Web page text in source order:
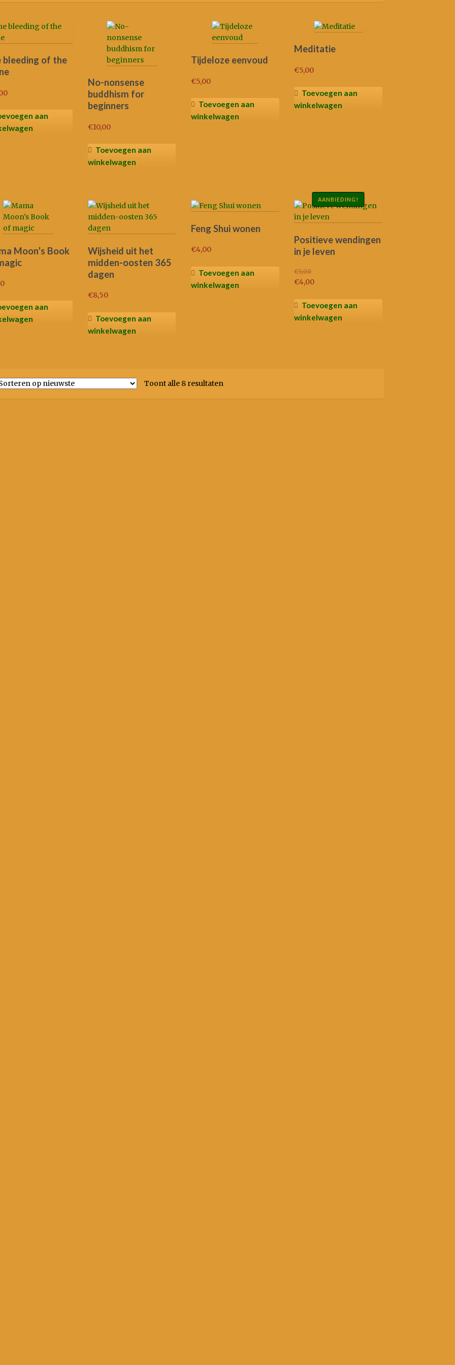
bleeding of the
aan
No-nonsense
buddhism for
beginners
€10,00
Toevoegen aan
winkelwagen
Tijdeloze eenvoud
€5,00
Toevoegen aan
winkelwagen
Meditatie
€5,00
Toevoegen aan
winkelwagen
Moon’s Book
aan
Wijsheid uit het
midden-oosten 365
dagen
€8,50
Toevoegen aan
winkelwagen
Feng Shui wonen
€4,00
Toevoegen aan
winkelwagen
Positieve wendingen
in je leven
AANBIEDING!
€5,00
Oorspronkelijke
was:
€5,00.
€4,00
prijs
is:
Toevoegen aan
winkelwagen
Toont alle 8 resultaten